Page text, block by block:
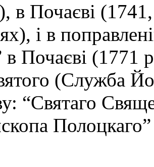
в Почаєві
і в
в Почаєві (1771
(Служба
“Святаго